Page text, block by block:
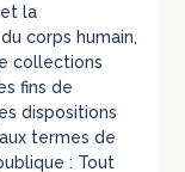
la
corps humain,
collections
fins de
dispositions
termes de
: Tout